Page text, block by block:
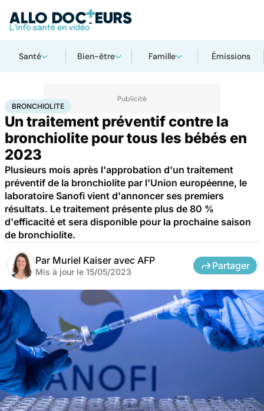
Santé Bien-être Famille Émissions
AccueilSanté Maladies Maladies infectieuses
BRONCHIOLITE
Un traitement préventif contre la
bronchiolite pour tous les bébés en
2023
Plusieurs mois après l'approbation d'un traitement
préventif de la bronchiolite par l'Union européenne, le
laboratoire Sanofi vient d'annoncer ses premiers
résultats. Le traitement présente plus de 80 %
d'efficacité et sera disponible pour la prochaine saison
de bronchiolite.
Par Muriel Kaiser avec AFP
Mis à jour le 15/05/2023
Partager